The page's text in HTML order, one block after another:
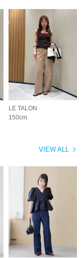
LE TALON
150cm
VIEW ALL